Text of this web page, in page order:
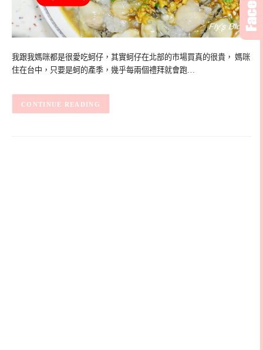
我跟我媽咪都是很愛吃蚵仔，其實蚵仔在北部的市場買真的很貴， 媽咪
住在台中，只要是蚵的產季，幾乎每兩個禮拜就會跑…
CONTINUE READING